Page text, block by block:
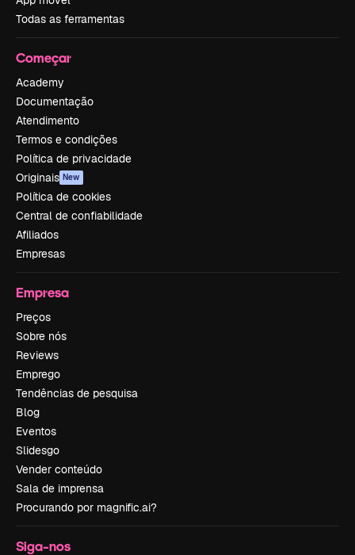
Todas as ferramentas
Começar
Academy
Documentação
Atendimento
Termos e condições
Política de privacidade
Originais New
Política de cookies
Central de confiabilidade
Afiliados
Empresas
Empresa
Preços
Sobre nós
Reviews
Emprego
Tendências de pesquisa
Blog
Eventos
Slidesgo
Vender conteúdo
Sala de imprensa
Procurando por magnific.ai?
Siga-nos